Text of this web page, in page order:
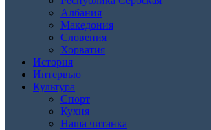
Албания
Македония
Словения
Хорватия
История
Интервью
Культура
Спорт
Кухня
Наша читанка